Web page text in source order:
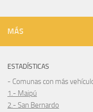
MÁS
ESTADÍSTICAS
- Comunas con más
1.- Maipú
2.- San Bernardo